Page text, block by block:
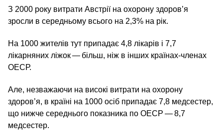
З 2000 року витрати Австрії на охорону здоров’я
зросли в середньому всього на 2,3% на рік.
На 1000 жителів тут припадає 4,8 лікарів і 7,7
лікарняних ліжок — більш, ніж в інших країнах-членах
ОЕСР.
Але, незважаючи на високі витрати на охорону
здоров’я, в країні на 1000 осіб припадає 7,8 медсестер,
що нижче середнього показника по ОЕСР — 8,7
медсестер.